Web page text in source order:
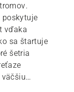
poskytuje
vďaka
sa štartuje
šetria